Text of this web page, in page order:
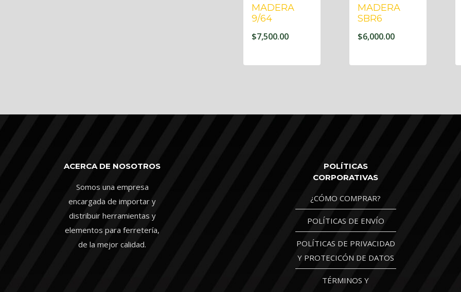
MADERA
9/64
$7,500.00
MADERA
SBR6
$6,000.00
ACERCA DE NOSOTROS
Somos una empresa
encargada de importar y
distribuir herramientas y
elementos para ferretería,
de la mejor calidad.
POLÍTICAS
CORPORATIVAS
¿CÓMO COMPRAR?
POLÍTICAS DE ENVÍO
POLÍTICAS DE PRIVACIDAD
Y PROTECICÓN DE DATOS
TÉRMINOS Y